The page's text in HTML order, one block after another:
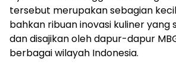
tersebut merupakan sebagian
bahkan ribuan inovasi kuliner yang
dan disajikan oleh dapur-dapur
berbagai wilayah Indonesia.